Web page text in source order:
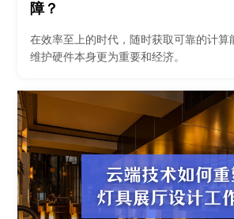
障？
在效率至上的时代，随时获取可靠的计算
维护硬件本身更为重要和经济。